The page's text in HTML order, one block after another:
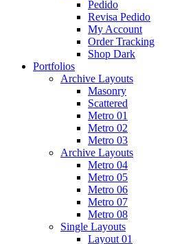
Pedido
Revisa Pedido
My Account
Order Tracking
Shop Dark
Portfolios
Archive Layouts
Masonry
Scattered
Metro 01
Metro 02
Metro 03
Archive Layouts
Metro 04
Metro 05
Metro 06
Metro 07
Metro 08
Single Layouts
Layout 01